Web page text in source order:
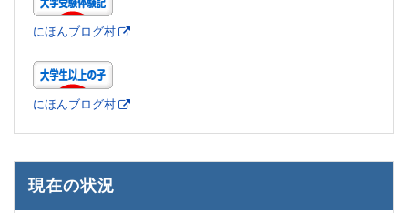
にほんブログ村
にほんブログ村
現在の状況